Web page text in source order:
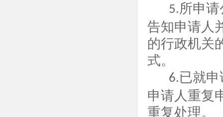
5.所申
告知申请人
的行政机关
式。
6.已就
申请人重复
重复处理。